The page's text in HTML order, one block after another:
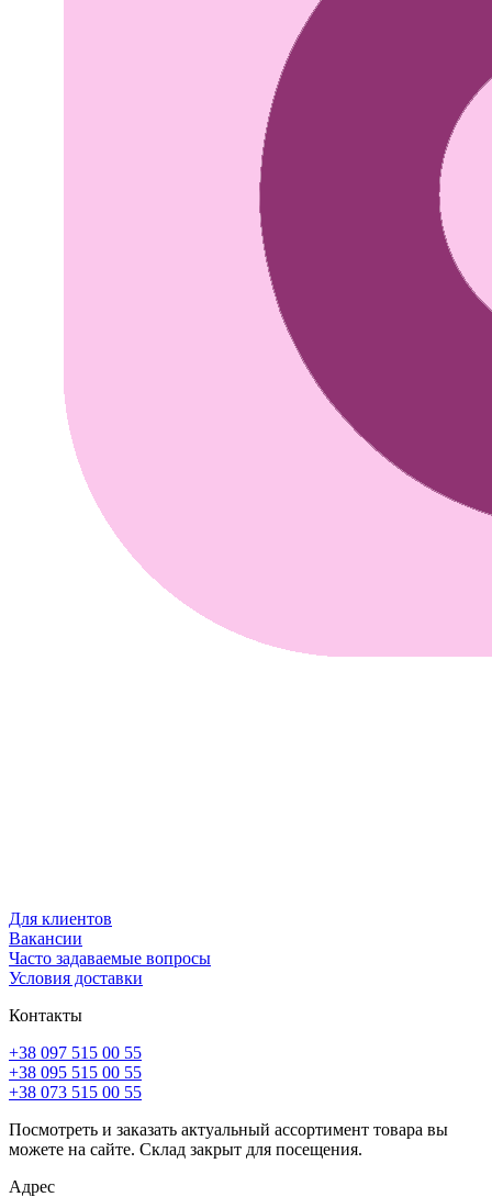
Для клиентов
Вакансии
Часто задаваемые вопросы
Условия доставки
Контакты
+38 097 515 00 55
+38 095 515 00 55
+38 073 515 00 55
Посмотреть и заказать актуальный ассортимент товара вы
можете на сайте. Склад закрыт для посещения.
Адрес